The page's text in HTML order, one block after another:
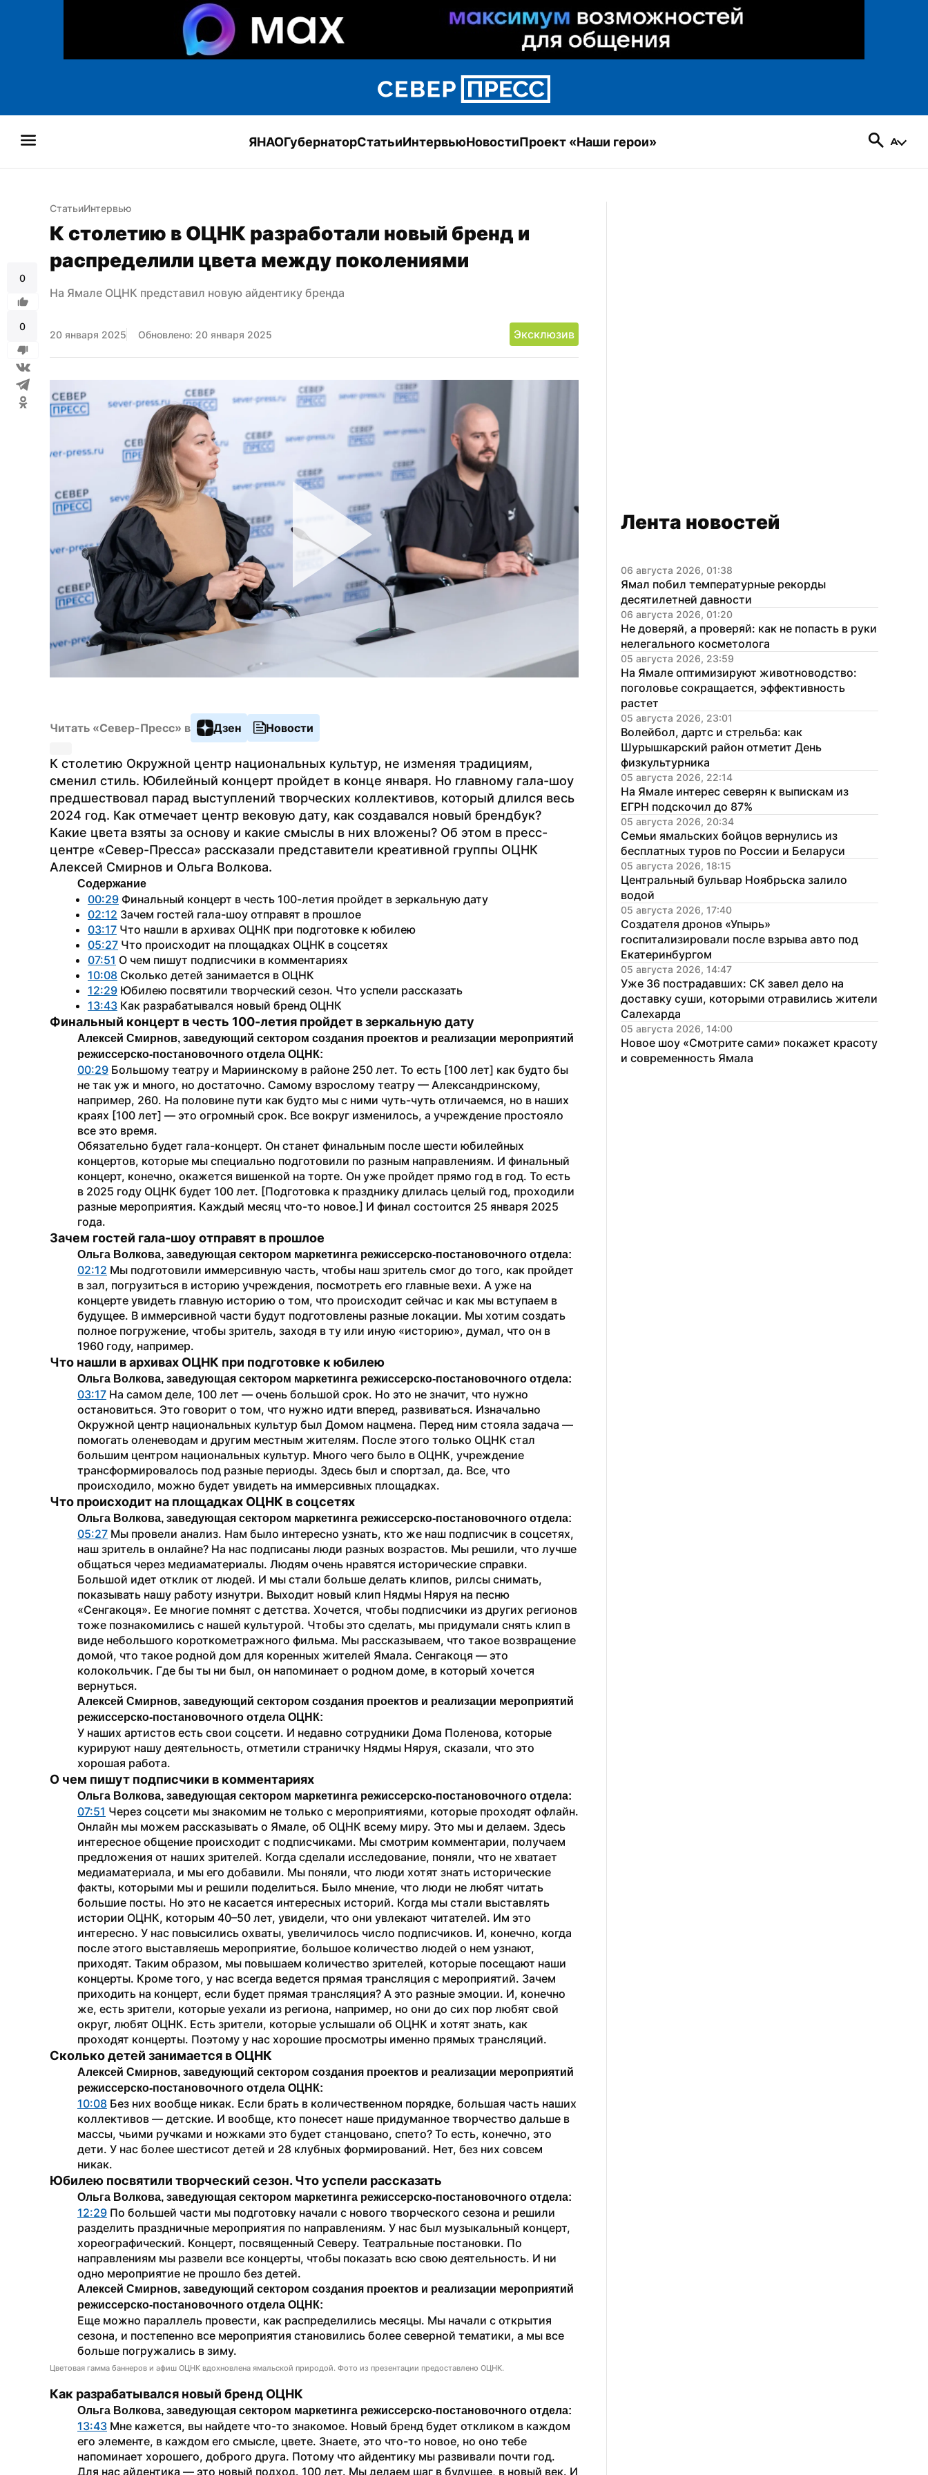
ЯНАОГубернаторСтатьиИнтервьюНовостиПроект «Наши герои»
0
0
СтатьиИнтервью
К столетию в ОЦНК разработали новый бренд и
распределили цвета между поколениями
На Ямале ОЦНК представил новую айдентику бренда
20 января 2025 Обновлено: 20 января 2025 Эксклюзив
Читать «Север-Пресс» в Дзен Новости
К столетию Окружной центр национальных культур, не изменяя традициям,
сменил стиль. Юбилейный концерт пройдет в конце января. Но главному гала-шоу
предшествовал парад выступлений творческих коллективов, который длился весь
2024 год. Как отмечает центр вековую дату, как создавался новый брендбук?
Какие цвета взяты за основу и какие смыслы в них вложены? Об этом в пресс-
центре «Север-Пресса» рассказали представители креативной группы ОЦНК
Алексей Смирнов и Ольга Волкова.
Содержание
00:29 Финальный концерт в честь 100-летия пройдет в зеркальную дату
02:12 Зачем гостей гала-шоу отправят в прошлое
03:17 Что нашли в архивах ОЦНК при подготовке к юбилею
05:27 Что происходит на площадках ОЦНК в соцсетях
07:51 О чем пишут подписчики в комментариях
10:08 Сколько детей занимается в ОЦНК
12:29 Юбилею посвятили творческий сезон. Что успели рассказать
13:43 Как разрабатывался новый бренд ОЦНК
Финальный концерт в честь 100-летия пройдет в зеркальную дату
Алексей Смирнов, заведующий сектором создания проектов и реализации мероприятий
режиссерско-постановочного отдела ОЦНК:
00:29 Большому театру и Мариинскому в районе 250 лет. То есть [100 лет] как будто бы
не так уж и много, но достаточно. Самому взрослому театру — Александринскому,
например, 260. На половине пути как будто мы с ними чуть-чуть отличаемся, но в наших
краях [100 лет] — это огромный срок. Все вокруг изменилось, а учреждение простояло
все это время.
Обязательно будет гала-концерт. Он станет финальным после шести юбилейных
концертов, которые мы специально подготовили по разным направлениям. И финальный
концерт, конечно, окажется вишенкой на торте. Он уже пройдет прямо год в год. То есть
в 2025 году ОЦНК будет 100 лет. [Подготовка к празднику длилась целый год, проходили
разные мероприятия. Каждый месяц что-то новое.] И финал состоится 25 января 2025
года.
Зачем гостей гала-шоу отправят в прошлое
Ольга Волкова, заведующая сектором маркетинга режиссерско-постановочного отдела:
02:12 Мы подготовили иммерсивную часть, чтобы наш зритель смог до того, как пройдет
в зал, погрузиться в историю учреждения, посмотреть его главные вехи. А уже на
концерте увидеть главную историю о том, что происходит сейчас и как мы вступаем в
будущее. В иммерсивной части будут подготовлены разные локации. Мы хотим создать
полное погружение, чтобы зритель, заходя в ту или иную «историю», думал, что он в
1960 году, например.
Что нашли в архивах ОЦНК при подготовке к юбилею
Ольга Волкова, заведующая сектором маркетинга режиссерско-постановочного отдела:
03:17 На самом деле, 100 лет — очень большой срок. Но это не значит, что нужно
остановиться. Это говорит о том, что нужно идти вперед, развиваться. Изначально
Окружной центр национальных культур был Домом нацмена. Перед ним стояла задача —
помогать оленеводам и другим местным жителям. После этого только ОЦНК стал
большим центром национальных культур. Много чего было в ОЦНК, учреждение
трансформировалось под разные периоды. Здесь был и спортзал, да. Все, что
происходило, можно будет увидеть на иммерсивных площадках.
Что происходит на площадках ОЦНК в соцсетях
Ольга Волкова, заведующая сектором маркетинга режиссерско-постановочного отдела:
05:27 Мы провели анализ. Нам было интересно узнать, кто же наш подписчик в соцсетях,
наш зритель в онлайне? На нас подписаны люди разных возрастов. Мы решили, что лучше
общаться через медиаматериалы. Людям очень нравятся исторические справки.
Большой идет отклик от людей. И мы стали больше делать клипов, рилсы снимать,
показывать нашу работу изнутри. Выходит новый клип Нядмы Няруя на песню
«Сенгакоця». Ее многие помнят с детства. Хочется, чтобы подписчики из других регионов
тоже познакомились с нашей культурой. Чтобы это сделать, мы придумали снять клип в
виде небольшого короткометражного фильма. Мы рассказываем, что такое возвращение
домой, что такое родной дом для коренных жителей Ямала. Сенгакоця — это
колокольчик. Где бы ты ни был, он напоминает о родном доме, в который хочется
вернуться.
Алексей Смирнов, заведующий сектором создания проектов и реализации мероприятий
режиссерско-постановочного отдела ОЦНК:
У наших артистов есть свои соцсети. И недавно сотрудники Дома Поленова, которые
курируют нашу деятельность, отметили страничку Нядмы Няруя, сказали, что это
хорошая работа.
О чем пишут подписчики в комментариях
Ольга Волкова, заведующая сектором маркетинга режиссерско-постановочного отдела:
07:51 Через соцсети мы знакомим не только с мероприятиями, которые проходят офлайн.
Онлайн мы можем рассказывать о Ямале, об ОЦНК всему миру. Это мы и делаем. Здесь
интересное общение происходит с подписчиками. Мы смотрим комментарии, получаем
предложения от наших зрителей. Когда сделали исследование, поняли, что не хватает
медиаматериала, и мы его добавили. Мы поняли, что люди хотят знать исторические
факты, которыми мы и решили поделиться. Было мнение, что люди не любят читать
большие посты. Но это не касается интересных историй. Когда мы стали выставлять
истории ОЦНК, которым 40–50 лет, увидели, что они увлекают читателей. Им это
интересно. У нас повысились охваты, увеличилось число подписчиков. И, конечно, когда
после этого выставляешь мероприятие, большое количество людей о нем узнают,
приходят. Таким образом, мы повышаем количество зрителей, которые посещают наши
концерты. Кроме того, у нас всегда ведется прямая трансляция с мероприятий. Зачем
приходить на концерт, если будет прямая трансляция? А это разные эмоции. И, конечно
же, есть зрители, которые уехали из региона, например, но они до сих пор любят свой
округ, любят ОЦНК. Есть зрители, которые услышали об ОЦНК и хотят знать, как
проходят концерты. Поэтому у нас хорошие просмотры именно прямых трансляций.
Сколько детей занимается в ОЦНК
Алексей Смирнов, заведующий сектором создания проектов и реализации мероприятий
режиссерско-постановочного отдела ОЦНК:
10:08 Без них вообще никак. Если брать в количественном порядке, большая часть наших
коллективов — детские. И вообще, кто понесет наше придуманное творчество дальше в
массы, чьими ручками и ножками это будет станцовано, спето? То есть, конечно, это
дети. У нас более шестисот детей и 28 клубных формирований. Нет, без них совсем
никак.
Юбилею посвятили творческий сезон. Что успели рассказать
Ольга Волкова, заведующая сектором маркетинга режиссерско-постановочного отдела:
12:29 По большей части мы подготовку начали с нового творческого сезона и решили
разделить праздничные мероприятия по направлениям. У нас был музыкальный концерт,
хореографический. Концерт, посвященный Северу. Театральные постановки. По
направлениям мы развели все концерты, чтобы показать всю свою деятельность. И ни
одно мероприятие не прошло без детей.
Алексей Смирнов, заведующий сектором создания проектов и реализации мероприятий
режиссерско-постановочного отдела ОЦНК:
Еще можно параллель провести, как распределились месяцы. Мы начали с открытия
сезона, и постепенно все мероприятия становились более северной тематики, а мы все
больше погружались в зиму.
Цветовая гамма баннеров и афиш ОЦНК вдохновлена ямальской природой. Фото из презентации предоставлено ОЦНК.
Как разрабатывался новый бренд ОЦНК
Ольга Волкова, заведующая сектором маркетинга режиссерско-постановочного отдела:
13:43 Мне кажется, вы найдете что-то знакомое. Новый бренд будет откликом в каждом
его элементе, в каждом его смысле, цвете. Знаете, это что-то новое, но оно тебе
напоминает хорошего, доброго друга. Потому что айдентику мы развивали почти год.
Для нас айдентика — это новый подход. 100 лет. Мы делаем шаг в будущее, в новый век. И
Лента новостей
06 августа 2026, 01:38
Ямал побил температурные рекорды
десятилетней давности
06 августа 2026, 01:20
Не доверяй, а проверяй: как не попасть в руки
нелегального косметолога
05 августа 2026, 23:59
На Ямале оптимизируют животноводство:
поголовье сокращается, эффективность
растет
05 августа 2026, 23:01
Волейбол, дартс и стрельба: как
Шурышкарский район отметит День
физкультурника
05 августа 2026, 22:14
На Ямале интерес северян к выпискам из
ЕГРН подскочил до 87%
05 августа 2026, 20:34
Семьи ямальских бойцов вернулись из
бесплатных туров по России и Беларуси
05 августа 2026, 18:15
Центральный бульвар Ноябрьска залило
водой
05 августа 2026, 17:40
Создателя дронов «Упырь»
госпитализировали после взрыва авто под
Екатеринбургом
05 августа 2026, 14:47
Уже 36 пострадавших: СК завел дело на
доставку суши, которыми отравились жители
Салехарда
05 августа 2026, 14:00
Новое шоу «Смотрите сами» покажет красоту
и современность Ямала